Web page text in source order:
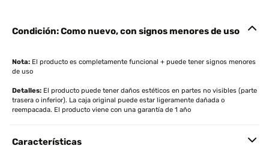
Condición: Como nuevo, con signos menores de uso
Nota: El producto es completamente funcional + puede tener signos menores
de uso
Detalles: El producto puede tener daños estéticos en partes no visibles (parte
trasera o inferior). La caja original puede estar ligeramente dañada o
reempacada. El producto viene con una garantía de 1 año
Características